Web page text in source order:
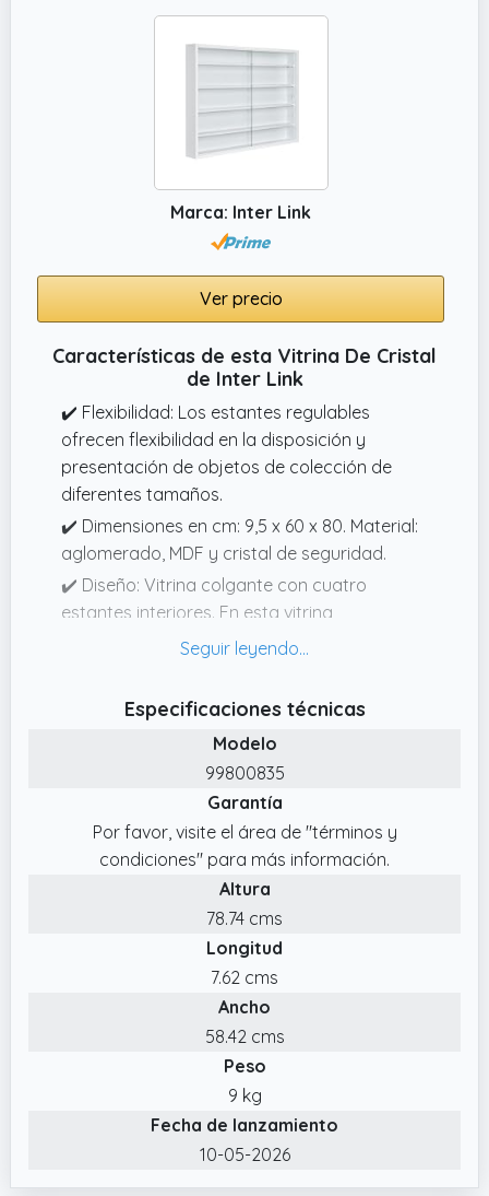
Marca: Inter Link
Ver precio
Características de esta Vitrina De Cristal
de Inter Link
✔️ Flexibilidad: Los estantes regulables
ofrecen flexibilidad en la disposición y
presentación de objetos de colección de
diferentes tamaños.
✔️ Dimensiones en cm: 9,5 x 60 x 80. Material:
aglomerado, MDF y cristal de seguridad.
✔️ Diseño: Vitrina colgante con cuatro
estantes interiores. En esta vitrina
encontrará espacio suficiente para
✔️ Instrucciones de montaje: Las
instrucciones de montaje ilustradas se
incluyen en el volumen de suministro.
Instrucciones de cuidado y limpieza: El
producto es hidrófugo y fácil de limpiar.
✔️ Funcionalidad: Las puertas correderas de
cristal permiten acceder fácilmente a los
objetos de colección sin ocupar demasiado
espacio delante de la vitrina.
Especificaciones técnicas
Modelo
99800835
Garantía
Por favor, visite el área de "términos y
condiciones" para más información.
Altura
78.74 cms
Longitud
7.62 cms
Ancho
58.42 cms
Peso
9 kg
Fecha de lanzamiento
10-05-2026